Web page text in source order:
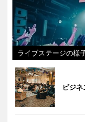
ライブステージの様
ビジ